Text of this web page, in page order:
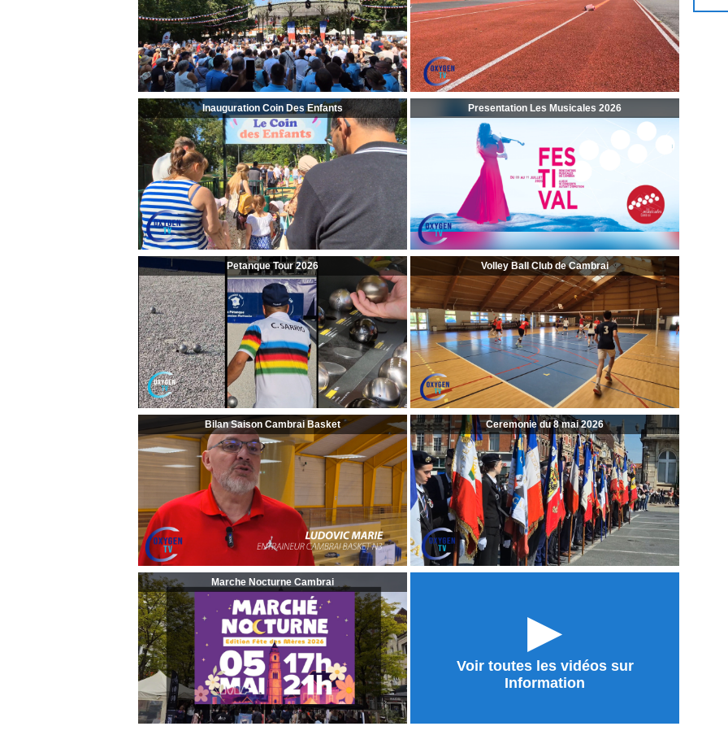
Inauguration Coin Des Enfants Presentation Les Musicales 2026
Petanque Tour 2026 Volley Ball Club de Cambrai
Bilan Saison Cambrai Basket Ceremonie du 8 mai 2026
Marche Nocturne Cambrai
►
Voir toutes les vidéos sur
Information